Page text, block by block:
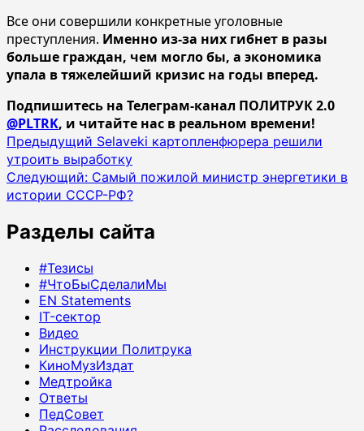
Все они совершили конкретные уголовные
преступления. Именно из-за них гибнет в разы
больше граждан, чем могло бы, а экономика
упала в тяжелейший кризис на годы вперед.
Подпишитесь на Телеграм-канал ПОЛИТРУК 2.0
@PLTRK, и читайте нас в реальном времени!
Навигация
записи
Предыдущий Selaveki картопленфюрера решили
утроить выработку
Следующий: Самый пожилой министр энергетики в
истории СССР-РФ?
Разделы сайта
#Тезисы
#ЧтоБыСделалиМы
EN Statements
IT-сектор
Видео
Инструкции Политрука
КиноМузИздат
Медтройка
Ответы
ПедСовет